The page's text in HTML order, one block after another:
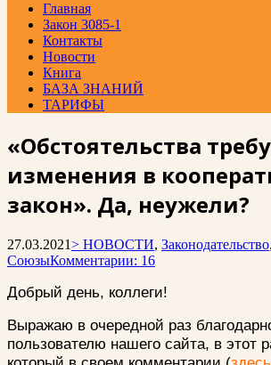
Главная
Закон 3085-1
Контакты
Новости
Книга
БАЗА ЗНАНИЙ
ТАРИФЫ
«Обстоятельства
изменения в
закон». Да, неужели?
27.03.2021> НОВОСТИ, Законодательство,
СоюзыКомментарии: 16
Добрый день, коллеги!
Выражаю в очередной раз
пользователю нашего сайта, в этот